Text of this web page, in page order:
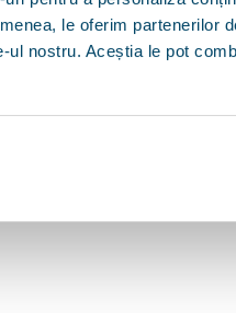
le oferim partenerilor
ul nostru. Aceștia le pot
oferte de credit ți se